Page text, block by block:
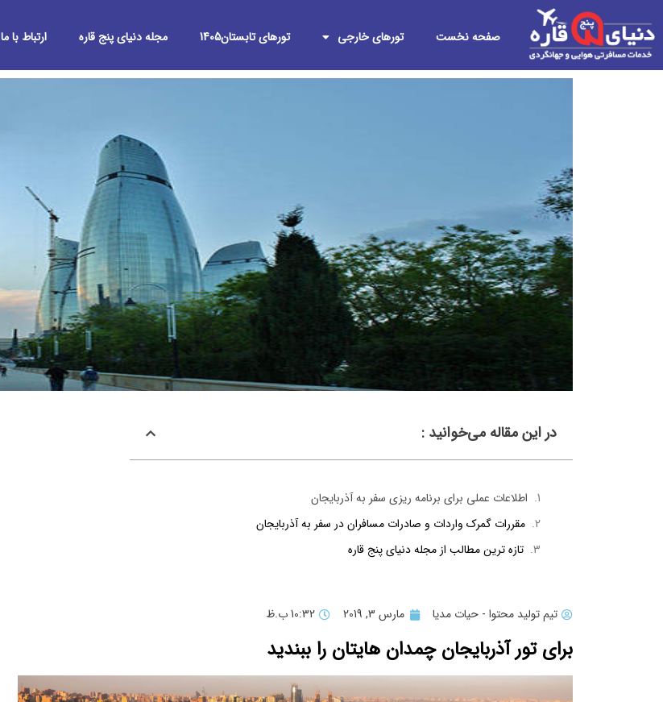
صفحه نخست تورهای خارجی تورهای تابستان1405 مجله دنیای پنج قاره ارتباط با ما
در این مقاله می‌خوانید :
اطلاعات عملی برای برنامه ریزی سفر به آذربایجان
مقررات گمرک واردات و صادرات مسافران در سفر به آذربایجان
تازه ترین مطالب از مجله دنیای پنج قاره
تیم تولید محتوا - حیات مدیا مارس 3, 2019 10:32 ب.ظ
برای تور آذربایجان چمدان هایتان را ببندید